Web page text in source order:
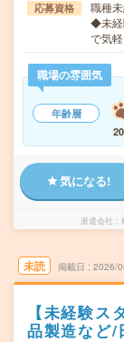
応募資格
職種
◆未経
で気
職場の雰囲気
年齢層
気になる!
派遣会社
未読 掲載日 2026/
【未経験ス
品製造など/